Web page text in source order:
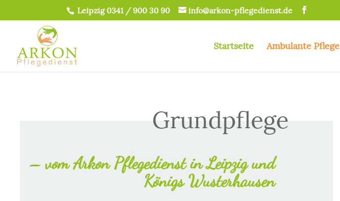
Leipzig 0341 / 900 30 90 info@arkon-pflegedienst.de
Startseite Ambulante Pflege
Grundpflege
– vom Arkon Pflegedienst in Leipzig und
Königs Wusterhausen